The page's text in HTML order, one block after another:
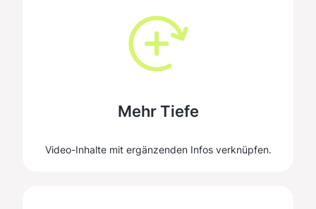
Mehr Tiefe
Video-Inhalte mit ergänzenden Infos verknüpfen.